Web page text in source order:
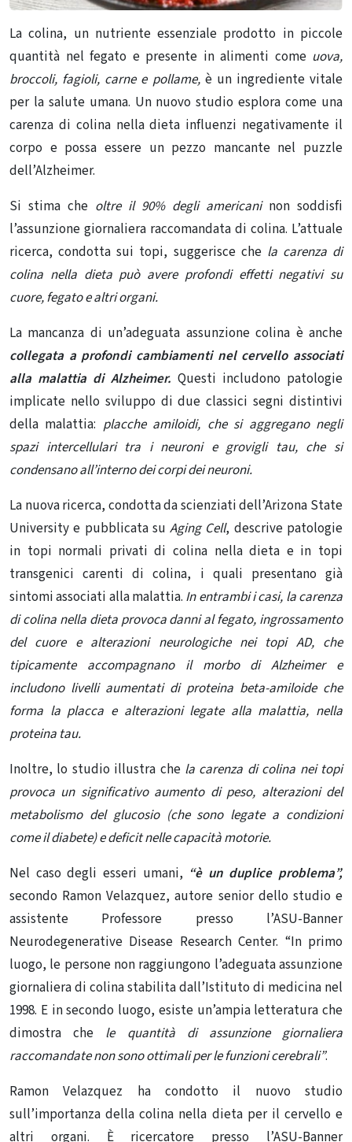
La colina, un nutriente essenziale prodotto in piccole
quantità nel fegato e presente in alimenti comeuova,
broccoli, fagioli, carne e pollame,è un ingrediente vitale
per la salute umana. Un nuovo studio esplora come una
carenza di colina nella dieta influenzi negativamente il
corpo e possa essere un pezzo mancante nel puzzle
dell’Alzheimer.
Si stima che oltre il 90% degli americaninon soddisfi
l’assunzione giornaliera raccomandata di colina. L’attuale
ricerca, condotta sui topi, suggerisce che la carenza di
colina nella dieta può avere profondi effetti negativi su
cuore, fegato e altri organi.
La mancanza di un’adeguata assunzione colina è anche
collegata a profondi cambiamenti nel cervello associati
alla malattia di Alzheimer. Questi includono patologie
implicate nello sviluppo di due classici segni distintivi
della malattia: placche amiloidi, che si aggregano negli
spazi intercellulari tra i neuroni e grovigli tau, che si
condensano all’interno dei corpi dei neuroni.
La nuova ricerca, condotta da scienziati dell’Arizona State
University e pubblicata suAging Cell, descrive patologie
in topi normali privati ​​di colina nella dieta e in topi
transgenici carenti di colina, i quali presentano già
sintomi associati alla malattia. In entrambi i casi, la carenza
di colina nella dieta provoca danni al fegato, ingrossamento
del cuore e alterazioni neurologiche nei topi AD, che
tipicamente accompagnano il morbo di Alzheimer e
includono livelli aumentati di proteina beta-amiloide che
forma la placca e alterazioni legate alla malattia, nella
proteina tau.
Inoltre, lo studio illustra che la carenza di colina nei topi
provoca un significativo aumento di peso, alterazioni del
metabolismo del glucosio (che sono legate a condizioni
come il diabete) e deficit nelle capacità motorie.
Nel caso degli esseri umani, “è un duplice problema”,
secondo Ramon Velazquez, autore senior dello studio e
assistente Professore presso l’ASU-Banner
Neurodegenerative Disease Research Center. “In primo
luogo, le persone non raggiungono l’adeguata assunzione
giornaliera di colina stabilita dall’Istituto di medicina nel
1998. E in secondo luogo, esiste un’ampia letteratura che
dimostra che le quantità di assunzione giornaliera
raccomandate non sono ottimali per le funzioni cerebrali”.
Ramon Velazquez ha condotto il nuovo studio
sull’importanza della colina nella dieta per il cervello e
altri organi. È ricercatore presso l’ASU-Banner